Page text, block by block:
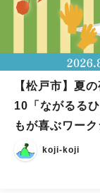
【松戸市】夏
10「ながるる
もが喜ぶワー
koji-koji